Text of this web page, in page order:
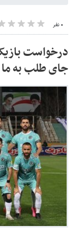
۰ نفر
درخواست
جای طلب به